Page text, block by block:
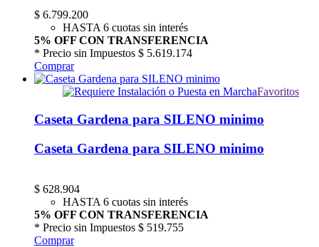
$ 6.799.200
HASTA 6 cuotas sin interés
5% OFF CON TRANSFERENCIA
* Precio sin Impuestos $ 5.619.174
Comprar
Favoritos
Caseta Gardena para SILENO minimo
Caseta Gardena para SILENO minimo
$ 628.904
HASTA 6 cuotas sin interés
5% OFF CON TRANSFERENCIA
* Precio sin Impuestos $ 519.755
Comprar